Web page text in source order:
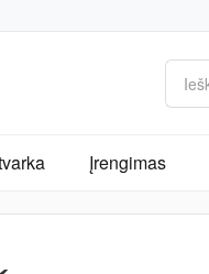
Įrengimas